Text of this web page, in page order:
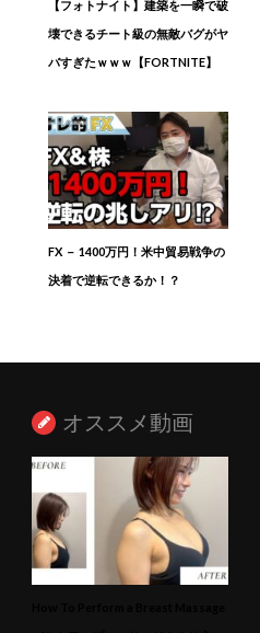
【フォトナイト】建築を一瞬で破
壊できるチート級の無敵バグがヤ
バすぎたｗｗｗ【FORTNITE】
FX － 1400万円！米中貿易戦争の
決着で逆転できるか！？
オススメ動画